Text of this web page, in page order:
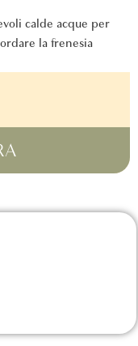
calde acque per
la frenesia